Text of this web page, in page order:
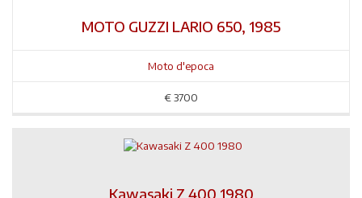
MOTO GUZZI LARIO 650, 1985
Moto d'epoca
€3700
Kawasaki Z 400 1980